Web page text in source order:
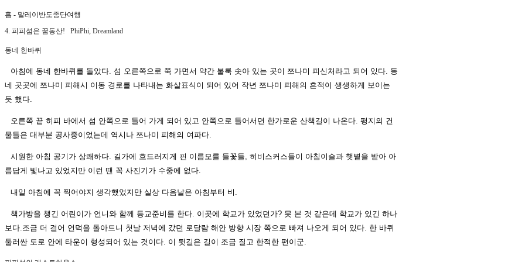
홈 - 말레이반도종단여행
4. 피피섬은 꿈동산! PhiPhi, Dreamland
동네 한바퀴
아침에 동네 한바퀴를 돌았다. 섬 오른쪽으로 쭉 가면서 약간 불룩 솟아 있는 곳이 쯔나미 피신처라고 되어 있다. 동
네 곳곳에 쯔나미 피해시 이동 경로를 나타내는 화살표식이 되어 있어 작년 쯔나미 피해의 흔적이 생생하게 보이는
듯 했다.
오른쪽 끝 히피 바에서 섬 안쪽으로 들어 가게 되어 있고 안쪽으로 들어서면 한가로운 산책길이 나온다. 평지의 건
물들은 대부분 공사중이었는데 역시나 쯔나미 피해의 여파다.
시원한 아침 공기가 상쾌하다. 길가에 흐드러지게 핀 이름모를 들꽃들, 히비스커스들이 아침이슬과 햇볕을 받아 아
름답게 빛나고 있었지만 이런 땐 꼭 사진기가 수중에 없다.
내일 아침에 꼭 찍어야지 생각했었지만 실상 다음날은 아침부터 비.
책가방을 챙긴 어린이가 언니와 함께 등교준비를 한다. 이곳에 학교가 있었던가? 못 본 것 같은데 학교가 있긴 하나
보다.조금 더 걸어 언덕을 돌아드니 첫날 저녁에 갔던 로달람 해안 방향 시장 쪽으로 빠져 나오게 되어 있다. 한 바퀴
둘러싼 도로 안에 타운이 형성되어 있는 것이다. 이 뒷길은 길이 조금 질고 한적한 편이군.